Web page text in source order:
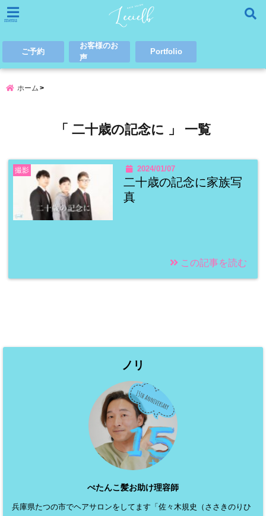
menu
ご予約
お客様のお
声
Portfolio
ホーム
「 二十歳の記念に 」 一覧
撮影 2024/01/07
二十歳の記念に家族写
真
この記事を読む
ノリ
ぺたんこ髪お助け理容師
兵庫県たつの市でヘアサロンをしてます「佐々木規史（ささきのりひ